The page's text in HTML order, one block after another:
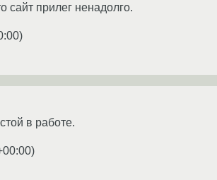
сайт прилег ненадолго.
)
в работе.
)